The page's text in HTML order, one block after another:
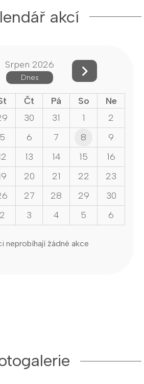
akcí
Srpen 2026
Dnes
Čt Pá So
Ne
30 31 1
2
5 6 7 8
9
13 14 15
16
20 21 22
23
27 28 29
30
2 3 4 5 6
neprobíhají žádné akce